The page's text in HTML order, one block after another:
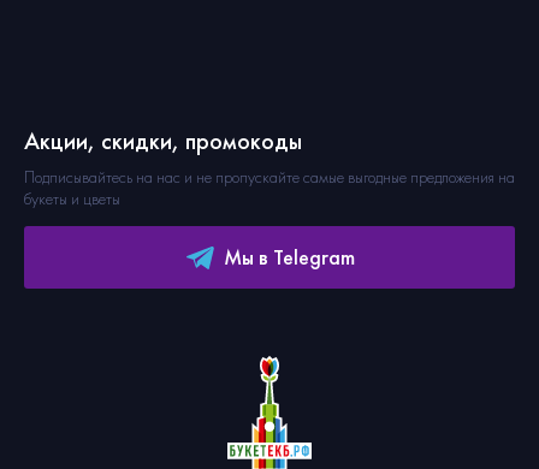
Акции, скидки, промокоды
Подписывайтесь на нас и не пропускайте самые выгодные предложения на
букеты и цветы
Мы в Telegram